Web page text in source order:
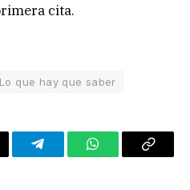
cita.
Lo que hay que saber
TelegramWhatsAppCopy